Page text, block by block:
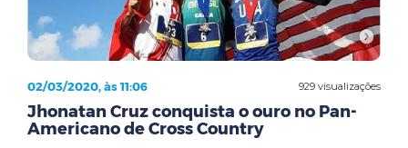
929 visualizações
02/03/2020, às 11:06
Jhonatan Cruz conquista o ouro no Pan-
Americano de Cross Country